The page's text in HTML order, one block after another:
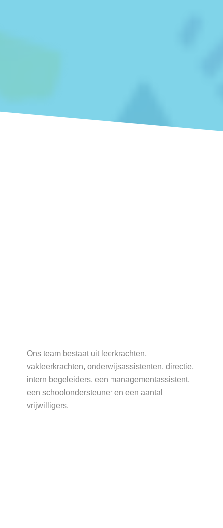
Ons team bestaat uit leerkrachten,
vakleerkrachten, onderwijsassistenten, directie,
intern begeleiders, een managementassistent,
een schoolondersteuner en een aantal
vrijwilligers.